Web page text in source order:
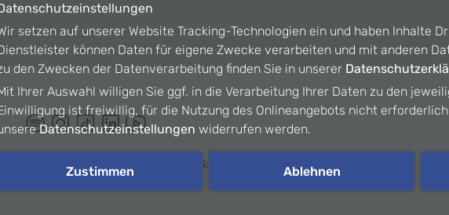
Datenschutz Barrierefreiheit Kontakt
setzen auf unserer Website Tracking-Technologien ein und haben Inhalte
können Daten für eigene Zwecke verarbeiten und mit anderen
den Zwecken der Datenverarbeitung finden Sie in unserer
Ihrer Auswahl willigen Sie ggf. in die Verarbeitung Ihrer Daten zu den
ist freiwillig, für die Nutzung des Onlineangebots nicht
Datenschutzeinstellungen widerrufen werden.
Zustimmen Ablehnen